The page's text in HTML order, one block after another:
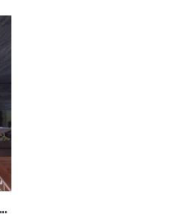
A&D | NO CHILE, A CABANA DOS IRAGÜEN VIÑUELA